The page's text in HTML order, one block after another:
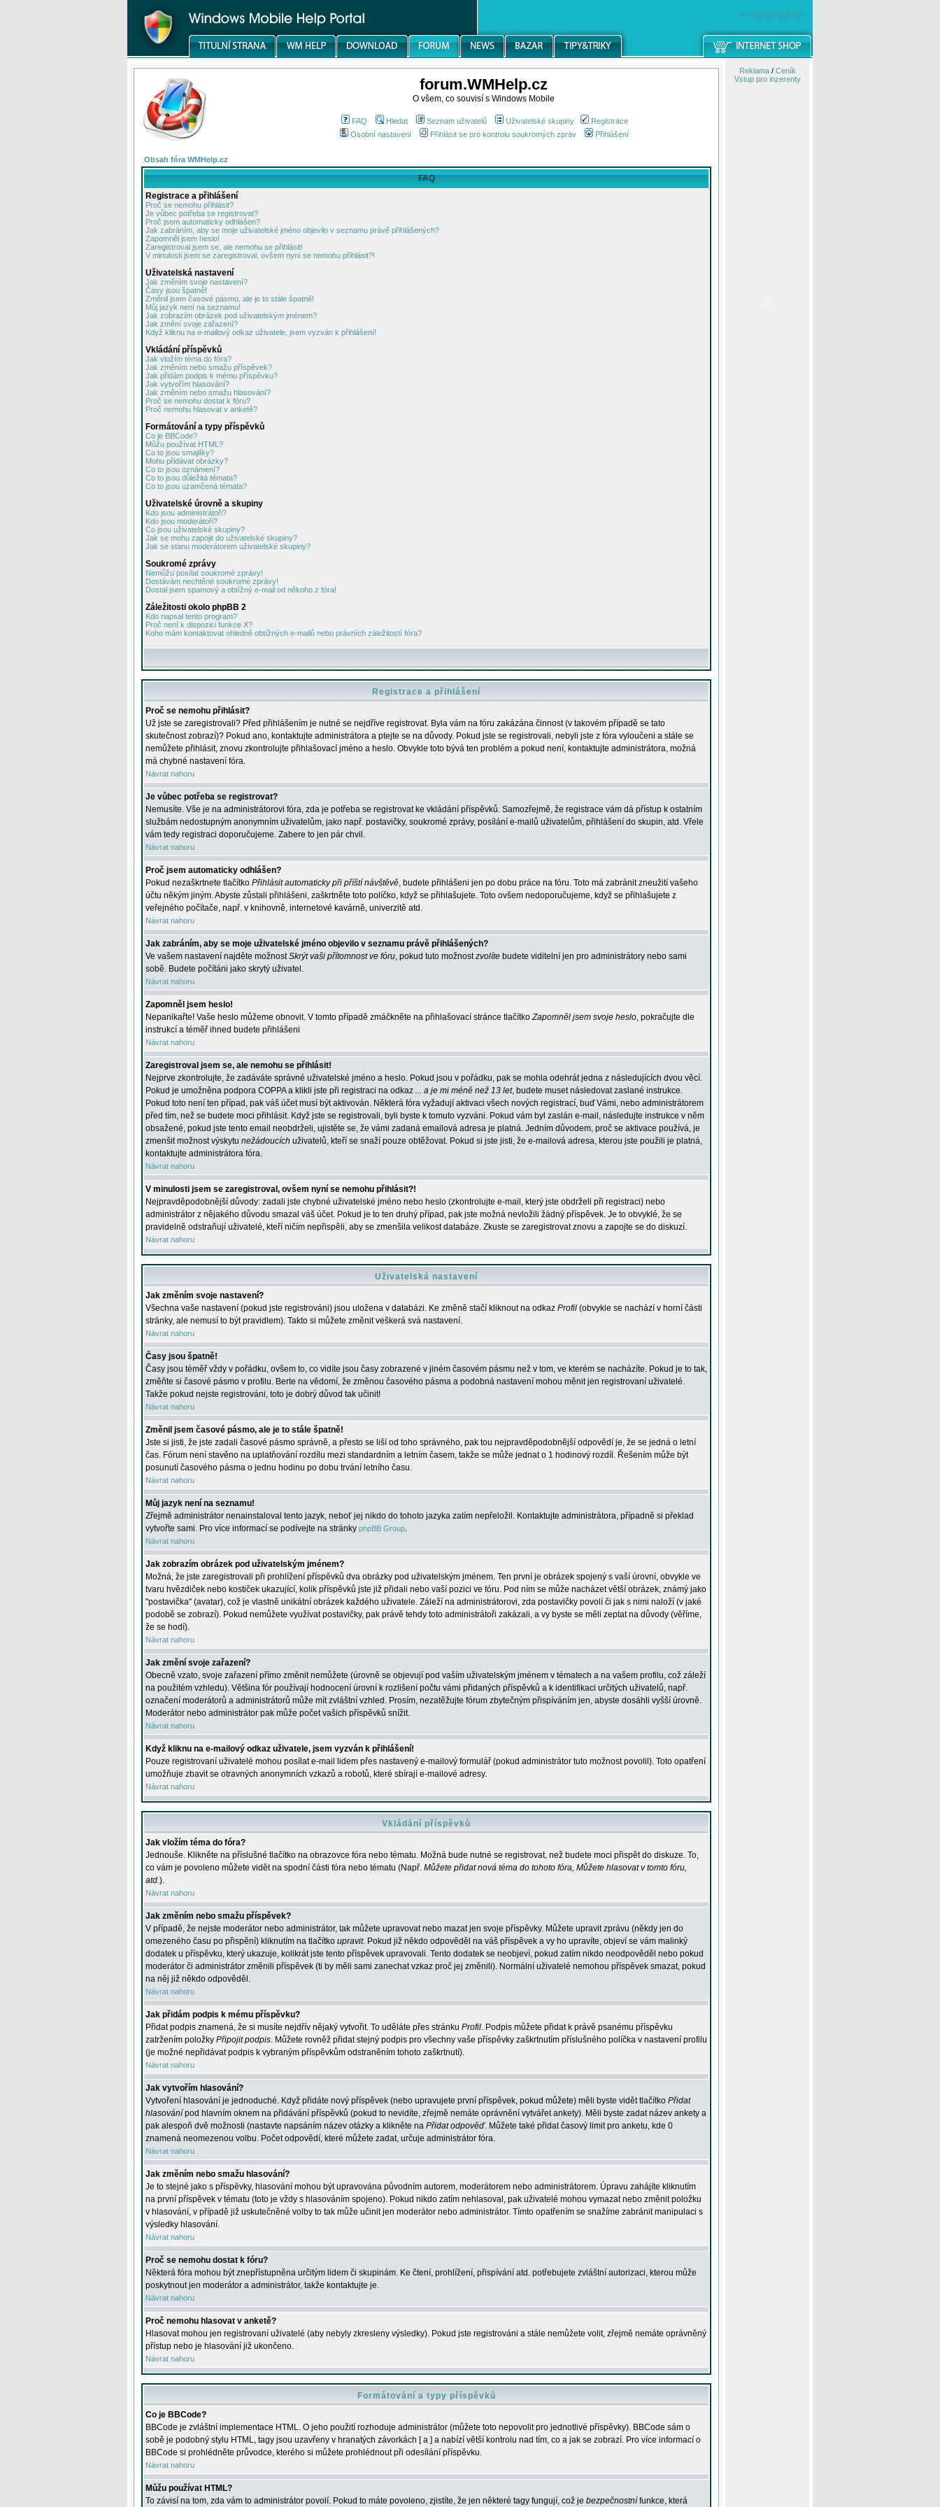
windowsmobile.cz
forum.WMHelp.cz
O všem, co souvisí s Windows Mobile
FAQ Hledat Seznam uživatelů Uživatelské skupiny
Registrace
Osobní nastavení
Přihlásit se pro kontrolu soukromých zpráv Přihlášení
Obsah fóra WMHelp.cz
FAQ
Registrace a přihlášení
Proč se nemohu přihlásit?
Je vůbec potřeba se registrovat?
Proč jsem automaticky odhlášen?
Jak zabráním, aby se moje uživatelské jméno objevilo v seznamu právě přihlášených?
Zapomněl jsem heslo!
Zaregistroval jsem se, ale nemohu se přihlásit!
V minulosti jsem se zaregistroval, ovšem nyní se nemohu přihlásit?!
Uživatelská nastavení
Jak změním svoje nastavení?
Časy jsou špatně!
Změnil jsem časové pásmo, ale je to stále špatně!
Můj jazyk není na seznamu!
Jak zobrazím obrázek pod uživatelským jménem?
Jak změní svoje zařazení?
Když kliknu na e-mailový odkaz uživatele, jsem vyzván k přihlášení!
Vkládání příspěvků
Jak vložím téma do fóra?
Jak změním nebo smažu příspěvek?
Jak přidám podpis k mému příspěvku?
Jak vytvořím hlasování?
Jak změním nebo smažu hlasování?
Proč se nemohu dostat k fóru?
Proč nemohu hlasovat v anketě?
Formátování a typy příspěvků
Co je BBCode?
Můžu používat HTML?
Co to jsou smajlíky?
Mohu přidávat obrázky?
Co to jsou oznámení?
Co to jsou důležitá témata?
Co to jsou uzamčená témata?
Uživatelské úrovně a skupiny
Kdo jsou administrátoři?
Kdo jsou moderátoři?
Co jsou uživatelské skupiny?
Jak se mohu zapojit do uživatelské skupiny?
Jak se stanu moderátorem uživatelské skupiny?
Soukromé zprávy
Nemůžu posílat soukromé zprávy!
Dostávám nechtěné soukromé zprávy!
Dostal jsem spamový a obtížný e-mail od někoho z fóra!
Záležitosti okolo phpBB 2
Kdo napsal tento program?
Proč není k dispozici funkce X?
Koho mám kontaktovat ohledně obtížných e-mailů nebo právních záležitostí fóra?
Registrace a přihlášení
Proč se nemohu přihlásit?
Už jste se zaregistrovali? Před přihlášením je nutné se nejdříve registrovat. Byla vám na fóru zakázána činnost (v takovém případě se tato
skutečnost zobrazí)? Pokud ano, kontaktujte administrátora a ptejte se na důvody. Pokud jste se registrovali, nebyli jste z fóra vyloučeni a stále se
nemůžete přihlásit, znovu zkontrolujte přihlašovací jméno a heslo. Obvykle toto bývá ten problém a pokud není, kontaktujte administrátora, možná
má chybné nastavení fóra.
Návrat nahoru
Je vůbec potřeba se registrovat?
Nemusíte. Vše je na administrátorovi fóra, zda je potřeba se registrovat ke vkládání příspěvků. Samozřejmě, že registrace vám dá přístup k ostatním
službám nedostupným anonymním uživatelům, jako např. postavičky, soukromé zprávy, posílání e-mailů uživatelům, přihlášení do skupin, atd. Vřele
vám tedy registraci doporučujeme. Zabere to jen pár chvil.
Návrat nahoru
Proč jsem automaticky odhlášen?
Pokud nezaškrtnete tlačítko Přihlásit automaticky při příští návštěvě, budete přihlášeni jen po dobu práce na fóru. Toto má zabránit zneužití vašeho
účtu někým jiným. Abyste zůstali přihlášeni, zaškrtněte toto políčko, když se přihlašujete. Toto ovšem nedoporučujeme, když se přihlašujete z
veřejného počítače, např. v knihovně, internetové kavárně, univerzitě atd.
Návrat nahoru
Jak zabráním, aby se moje uživatelské jméno objevilo v seznamu právě přihlášených?
Ve vašem nastavení najděte možnostSkrýt vaši přítomnost ve fóru, pokud tuto možnostzvolíte budete viditelní jen pro administrátory nebo sami
sobě. Budete počítáni jako skrytý uživatel.
Návrat nahoru
Zapomněl jsem heslo!
Nepanikařte! Vaše heslo můžeme obnovit. V tomto případě zmáčkněte na přihlašovací stránce tlačítkoZapomněl jsem svoje heslo, pokračujte dle
instrukcí a téměř ihned budete přihlášeni
Návrat nahoru
Zaregistroval jsem se, ale nemohu se přihlásit!
Nejprve zkontrolujte, že zadáváte správné uživatelské jméno a heslo. Pokud jsou v pořádku, pak se mohla odehrát jedna z následujících dvou věcí.
Pokud je umožněna podpora COPPA a klikli jste při registraci na odkaz ... a je mi méně než 13 let, budete muset následovat zaslané instrukce.
Pokud toto není ten případ, pak váš účet musí být aktivován. Některá fóra vyžadují aktivaci všech nových registrací, buď Vámi, nebo administrátorem
před tím, než se budete moci přihlásit. Když jste se registrovali, byli byste k tomuto vyzváni. Pokud vám byl zaslán e-mail, následujte instrukce v něm
obsažené, pokud jste tento email neobdrželi, ujistěte se, že vámi zadaná emailová adresa je platná. Jedním důvodem, proč se aktivace používá, je
zmenšit možnost výskytu nežádoucích uživatelů, kteří se snaží pouze obtěžovat. Pokud si jste jisti, že e-mailová adresa, kterou jste použili je platná,
kontaktujte administrátora fóra.
Návrat nahoru
V minulosti jsem se zaregistroval, ovšem nyní se nemohu přihlásit?!
Nejpravděpodobnější důvody: zadali jste chybné uživatelské jméno nebo heslo (zkontrolujte e-mail, který jste obdrželi při registraci) nebo
administrátor z nějakého důvodu smazal váš účet. Pokud je to ten druhý případ, pak jste možná nevložili žádný příspěvek. Je to obvyklé, že se
pravidelně odstraňují uživatelé, kteří ničím nepřispěli, aby se zmenšila velikost databáze. Zkuste se zaregistrovat znovu a zapojte se do diskuzí.
Návrat nahoru
Uživatelská nastavení
Jak změním svoje nastavení?
Všechna vaše nastavení (pokud jste registrováni) jsou uložena v databázi. Ke změně stačí kliknout na odkaz Profil (obvykle se nachází v horní části
stránky, ale nemusí to být pravidlem). Takto si můžete změnit veškerá svá nastavení.
Návrat nahoru
Časy jsou špatně!
Časy jsou téměř vždy v pořádku, ovšem to, co vidíte jsou časy zobrazené v jiném časovém pásmu než v tom, ve kterém se nacházíte. Pokud je to tak,
změňte si časové pásmo v profilu. Berte na vědomí, že změnou časového pásma a podobná nastavení mohou měnit jen registrovaní uživatelé.
Takže pokud nejste registrováni, toto je dobrý důvod tak učinit!
Návrat nahoru
Změnil jsem časové pásmo, ale je to stále špatně!
Jste si jisti, že jste zadali časové pásmo správně, a přesto se liší od toho správného, pak tou nejpravděpodobnější odpovědí je, že se jedná o letní
čas. Fórum není stavěno na uplatňování rozdílu mezi standardním a letním časem, takže se může jednat o 1 hodinový rozdíl. Řešením může být
posunutí časového pásma o jednu hodinu po dobu trvání letního času.
Návrat nahoru
Můj jazyk není na seznamu!
Zřejmě administrátor nenainstaloval tento jazyk, neboť jej nikdo do tohoto jazyka zatím nepřeložil. Kontaktujte administrátora, případně si překlad
vytvořte sami. Pro více informací se podívejte na stránky phpBB Group.
Návrat nahoru
Jak zobrazím obrázek pod uživatelským jménem?
Možná, že jste zaregistrovali při prohlížení příspěvků dva obrázky pod uživatelským jménem. Ten první je obrázek spojený s vaší úrovní, obvykle ve
tvaru hvězdiček nebo kostiček ukazující, kolik příspěvků jste již přidali nebo vaší pozici ve fóru. Pod ním se může nacházet větší obrázek, známý jako
"postavička" (avatar), což je vlastně unikátní obrázek každého uživatele. Záleží na administrátorovi, zda postavičky povolí či jak s nimi naloží (v jaké
podobě se zobrazí). Pokud nemůžete využívat postavičky, pak právě tehdy toto administrátoři zakázali, a vy byste se měli zeptat na důvody (věříme,
že se hodí).
Návrat nahoru
Jak změní svoje zařazení?
Obecně vzato, svoje zařazení přímo změnit nemůžete (úrovně se objevují pod vaším uživatelským jménem v tématech a na vašem profilu, což záleží
na použitém vzhledu). Většina fór používají hodnocení úrovní k rozlišení počtu vámi přidaných příspěvků a k identifikaci určitých uživatelů, např.
označení moderátorů a administrátorů může mít zvláštní vzhled. Prosím, nezatěžujte fórum zbytečným přispíváním jen, abyste dosáhli vyšší úrovně.
Moderátor nebo administrátor pak může počet vašich příspěvků snížit.
Návrat nahoru
Když kliknu na e-mailový odkaz uživatele, jsem vyzván k přihlášení!
Pouze registrovaní uživatelé mohou posílat e-mail lidem přes nastavený e-mailový formulář (pokud administrátor tuto možnost povolil). Toto opatření
umožňuje zbavit se otravných anonymních vzkazů a robotů, které sbírají e-mailové adresy.
Návrat nahoru
Vkládání příspěvků
Jak vložím téma do fóra?
Jednouše. Klikněte na příslušné tlačítko na obrazovce fóra nebo tématu. Možná bude nutné se registrovat, než budete moci přispět do diskuze. To,
co vám je povoleno můžete vidět na spodní části fóra nebo tématu (Např. Můžete přidat nová téma do tohoto fóra, Můžete hlasovat v tomto fóru,
atd.).
Návrat nahoru
Jak změním nebo smažu příspěvek?
V případě, že nejste moderátor nebo administrátor, tak můžete upravovat nebo mazat jen svoje příspěvky. Můžete upravit zprávu (někdy jen do
omezeného času po přispění) kliknutím na tlačítko upravit. Pokud již někdo odpověděl na váš příspěvek a vy ho upravíte, objeví se vám malinký
dodatek u příspěvku, který ukazuje, kolikrát jste tento příspěvek upravovali. Tento dodatek se neobjeví, pokud zatím nikdo neodpověděl nebo pokud
moderátor či administrátor změnili příspěvek (ti by měli sami zanechat vzkaz proč jej změnili). Normální uživatelé nemohou příspěvek smazat, pokud
na něj již někdo odpověděl.
Návrat nahoru
Jak přidám podpis k mému příspěvku?
Přidat podpis znamená, že si musíte nejdřív nějaký vytvořit. To uděláte přes stránku Profil. Podpis můžete přidat k právě psanému příspěvku
zatržením položky Připojit podpis. Můžete rovněž přidat stejný podpis pro všechny vaše příspěvky zaškrtnutím příslušného políčka v nastavení profilu
(je možné nepřidávat podpis k vybraným příspěvkům odstraněním tohoto zaškrtnutí).
Návrat nahoru
Jak vytvořím hlasování?
Vytvoření hlasování je jednoduché. Když přidáte nový příspěvek (nebo upravujete první příspěvek, pokud můžete) měli byste vidět tlačítko Přidat
hlasování pod hlavním oknem na přidávání příspěvků (pokud to nevidíte, zřejmě nemáte oprávnění vytvářet ankety). Měli byste zadat název ankety a
pak alespoň dvě možnosti (nastavte napsáním název otázky a klikněte na Přidat odpověď. Můžete také přidat časový limit pro anketu, kde 0
znamená neomezenou volbu. Počet odpovědí, které můžete zadat, určuje administrátor fóra.
Návrat nahoru
Jak změním nebo smažu hlasování?
Je to stejné jako s příspěvky, hlasování mohou být upravována původním autorem, moderátorem nebo administrátorem. Úpravu zahájíte kliknutím
na první příspěvek v tématu (toto je vždy s hlasováním spojeno). Pokud nikdo zatím nehlasoval, pak uživatelé mohou vymazat nebo změnit položku
v hlasování, v případě již uskutečněné volby to tak může učinit jen moderátor nebo administrátor. Tímto opatřením se snažíme zabránit manipulaci s
výsledky hlasování.
Návrat nahoru
Proč se nemohu dostat k fóru?
Některá fóra mohou být znepřístupněna určitým lidem či skupinám. Ke čtení, prohlížení, přispívání atd. potřebujete zvláštní autorizaci, kterou může
poskytnout jen moderátor a administrátor, takže kontaktujte je.
Návrat nahoru
Proč nemohu hlasovat v anketě?
Hlasovat mohou jen registrovaní uživatelé (aby nebyly zkresleny výsledky). Pokud jste registrováni a stále nemůžete volit, zřejmě nemáte oprávněný
přístup nebo je hlasování již ukončeno.
Návrat nahoru
Formátování a typy příspěvků
Co je BBCode?
BBCode je zvláštní implementace HTML. O jeho použití rozhoduje administrátor (můžete toto nepovolit pro jednotlivé příspěvky). BBCode sám o
sobě je podobný stylu HTML, tagy jsou uzavřeny v hranatých závorkách [ a ] a nabízí větší kontrolu nad tím, co a jak se zobrazí. Pro více informací o
BBCode si prohlédněte průvodce, kterého si můžete prohlédnout při odesílání příspěvku.
Návrat nahoru
Můžu používat HTML?
To závisí na tom, zda vám to administrátor povolí. Pokud to máte povoleno, zjistíte, že jen některé tagy fungují, což je bezpečnostní funkce, která
Reklama/ Ceník
Vstup pro inzerenty